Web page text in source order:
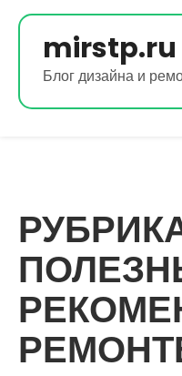
Перейти
содержимомуmirstp.ru
Блог дизайна и